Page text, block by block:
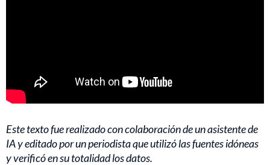
Este texto fue realizado con colaboración de un asistente de
IA y editado por un periodista que utilizó las fuentes idóneas
y verificó en su totalidad los datos.